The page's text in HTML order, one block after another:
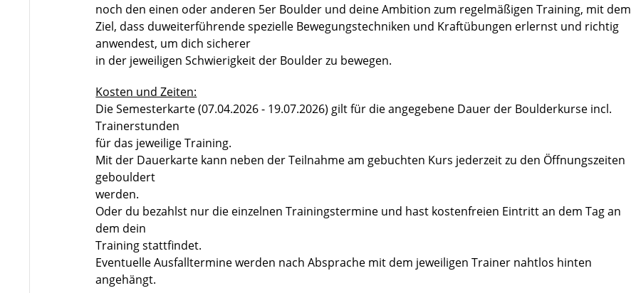
noch den einen oder anderen 5er Boulder und deine Ambition zum regelmäßigen Training, mit dem
Ziel, dass duweiterführende spezielle Bewegungstechniken und Kraftübungen erlernst und richtig
anwendest, um dich sicherer
in der jeweiligen Schwierigkeit der Boulder zu bewegen.
Kosten und Zeiten:
Die Semesterkarte (07.04.2026 - 19.07.2026) gilt für die angegebene Dauer der Boulderkurse incl.
Trainerstunden
für das jeweilige Training.
Mit der Dauerkarte kann neben der Teilnahme am gebuchten Kurs jederzeit zu den Öffnungszeiten
gebouldert
werden.
Oder du bezahlst nur die einzelnen Trainingstermine und hast kostenfreien Eintritt an dem Tag an
dem dein
Training stattfindet.
Eventuelle Ausfalltermine werden nach Absprache mit dem jeweiligen Trainer nahtlos hinten
angehängt.